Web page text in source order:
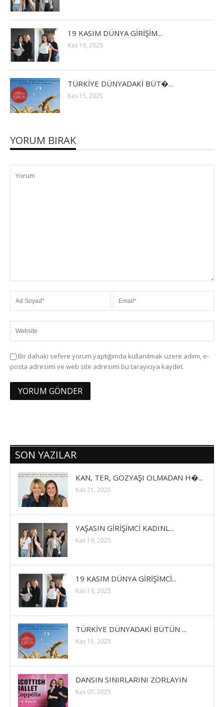
19 KASIM DÜNYA GİRİŞİM...
Kas 19, 2025
TÜRKİYE DÜNYADAKİ BÜT�...
Kas 15, 2025
YORUM BIRAK
Bir dahaki sefere yorum yaptığımda kullanılmak üzere adımı, e-
posta adresimi ve web site adresimi bu tarayıcıya kaydet.
SON YAZILAR
KAN, TER, GÖZYAŞI OLMADAN H�...
Kas 21, 2025
YAŞASIN GİRİŞİMCİ KADINL...
Kas 19, 2025
19 KASIM DÜNYA GİRİŞİMCİ...
Kas 19, 2025
TÜRKİYE DÜNYADAKİ BÜTÜN ...
Kas 15, 2025
DANSIN SINIRLARINI ZORLAYIN
Kas 07, 2025